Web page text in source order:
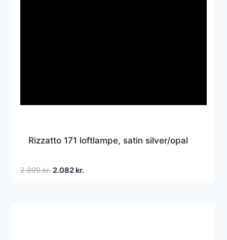
Rizzatto 171 loftlampe, satin silver/opal
2.999kr. Den
2.082 kr.Den